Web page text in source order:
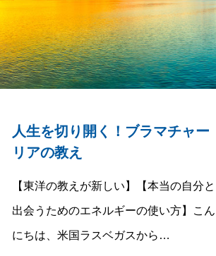
人生を切り開く！ブラマチャー
リアの教え
【東洋の教えが新しい】【本当の自分と
出会うためのエネルギーの使い方】こん
にちは、米国ラスベガスから…